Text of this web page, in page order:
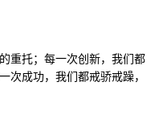
重托；每一次创新，我们都
次成功，我们都戒骄戒躁，